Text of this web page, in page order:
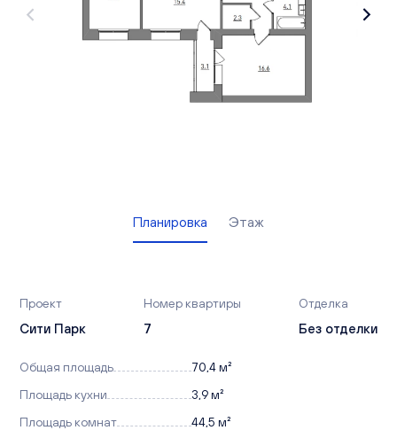
Вакансии
Офисы продаж
Планировка Этаж
Проект
Сити Парк
Номер квартиры
7
Отделка
Без отделки
Общая площадь
70,4 м²
Площадь кухни
3,9 м²
Площадь комнат
44,5 м²